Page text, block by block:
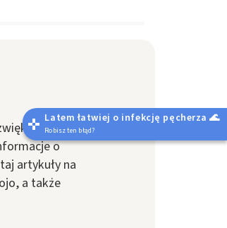
o
artykuły na
a także
Latem łatwiej o infekcję pęcherza 🌊
Robisz ten błąd?